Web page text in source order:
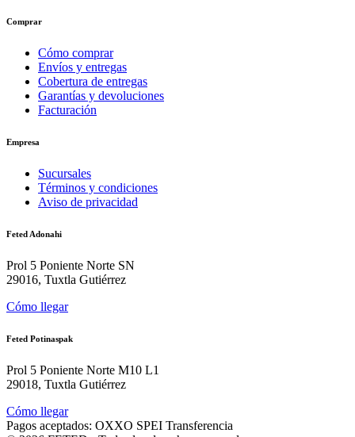
Comprar
Cómo comprar
Envíos y entregas
Cobertura de entregas
Garantías y devoluciones
Facturación
Empresa
Sucursales
Términos y condiciones
Aviso de privacidad
Feted Adonahi
Prol 5 Poniente Norte SN
29016, Tuxtla Gutiérrez
Cómo llegar
Feted Potinaspak
Prol 5 Poniente Norte M10 L1
29018, Tuxtla Gutiérrez
Cómo llegar
Pagos aceptados: OXXO SPEI Transferencia